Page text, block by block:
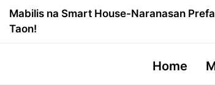
Mabilis na Smart House-Naranasan
Taon!
Home